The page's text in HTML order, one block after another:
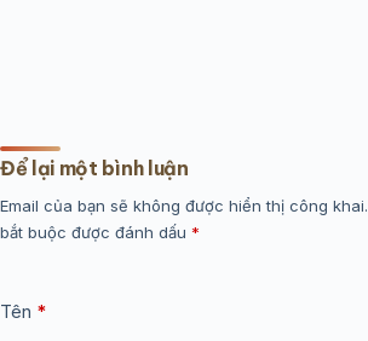
Để lại một bình luận
Email của bạn sẽ không được hiển thị công khai.
bắt buộc được đánh dấu *
Tên *